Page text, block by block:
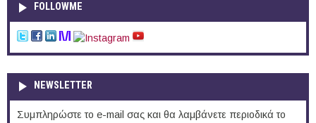
FOLLOWME
NEWSLETTER
Συμπληρώστε το e-mail σας και θα λαμβάνετε περιοδικά το